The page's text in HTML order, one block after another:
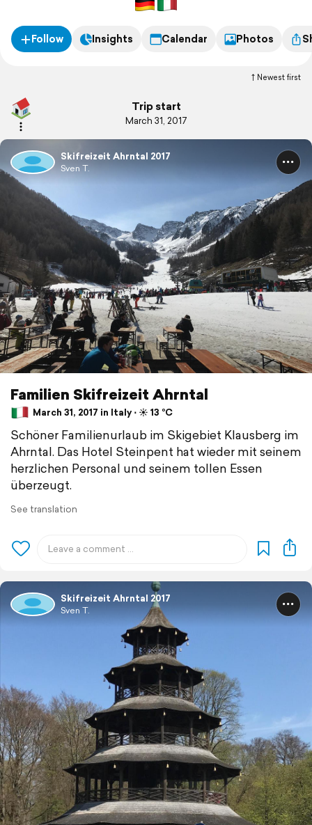
Follow Insights Calendar Photos
Newest first
Trip start
March 31, 2017
Skifreizeit Ahrntal 2017
Sven T.
Familien Skifreizeit Ahrntal
March 31, 2017 in Italy ⋅ ☀️ 13 °C
Schöner Familienurlaub im Skigebiet Klausberg im
Ahrntal. Das Hotel Steinpent hat wieder mit seinem
herzlichen Personal und seinem tollen Essen
überzeugt.
See translation
Skifreizeit Ahrntal 2017
Sven T.